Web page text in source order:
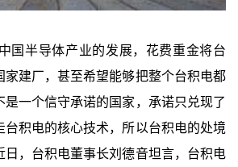
国半导体产业的发展，花费重金将台
家建厂，甚至希望能够把整个台积电都
是一个信守承诺的国家，承诺只兑现了
台积电的核心技术，所以台积电的处境
日，台积电董事长刘德音坦言，台积电